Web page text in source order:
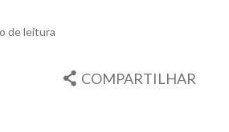
de leitura
COMPARTILHAR